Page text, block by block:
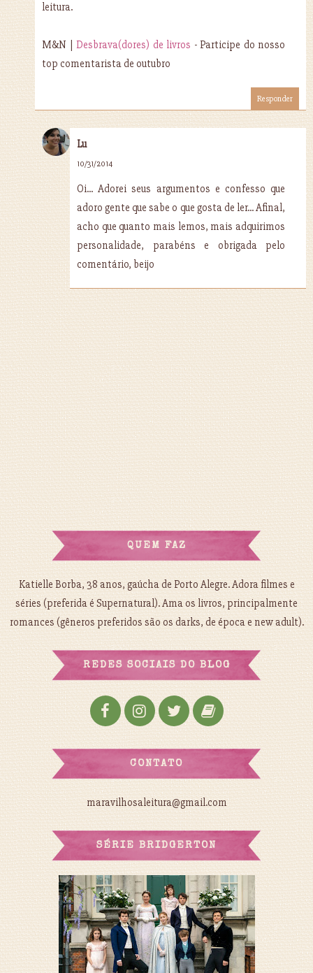
leitura.
M&N | Desbrava(dores) de livros - Participe do nosso
top comentarista de outubro
Responder
Lu
10/31/2014
Oi... Adorei seus argumentos e confesso que
adoro gente que sabe o que gosta de ler... Afinal,
acho que quanto mais lemos, mais adquirimos
personalidade, parabéns e obrigada pelo
comentário, beijo
QUEM FAZ
Katielle Borba, 38 anos, gaúcha de Porto Alegre. Adora filmes e
séries (preferida é Supernatural). Ama os livros, principalmente
romances (gêneros preferidos são os darks, de época e new adult).
REDES SOCIAIS DO BLOG
CONTATO
maravilhosaleitura@gmail.com
SÉRIE BRIDGERTON